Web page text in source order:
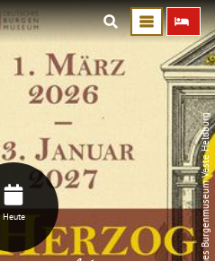
© Deutsches Burgenmuseum Veste Heldburg
Heute